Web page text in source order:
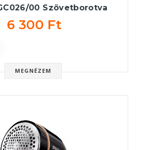
00 Szövetborotva
6 300 Ft
MEGNÉZEM